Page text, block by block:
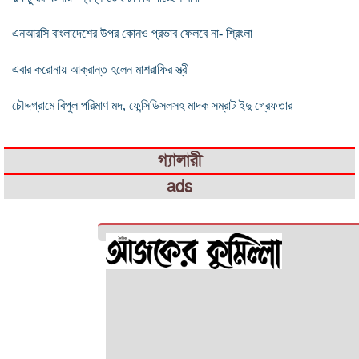
এনআরসি বাংলাদেশের উপর কোনও প্রভাব ফেলবে না- শ্রিংলা
এবার করোনায় আক্রান্ত হলেন মাশরাফির স্ত্রী
চৌদ্দগ্রামে বিপুল পরিমাণ মদ, ফেন্সিডিসলসহ মাদক সম্রাট ইদু গ্রেফতার
গ্যালারী
ads